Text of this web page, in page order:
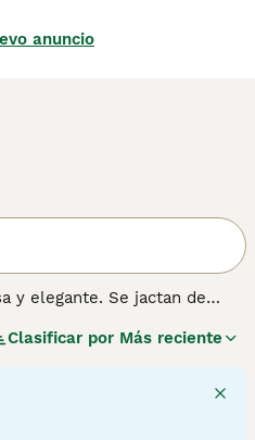
anuncio
y elegante. Se jactan de
camino en los corazones
y mascotas
Clasificar por Más reciente